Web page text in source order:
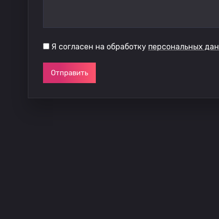
Я согласен на обработку персональных
Отправить